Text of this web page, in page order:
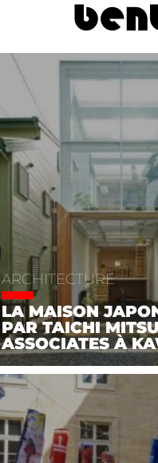
ARCHITECTURE
LA MAISON
PAR TAICHI
ASSOCIATES À